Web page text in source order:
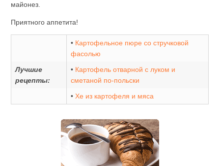
майонез.
Приятного аппетита!
• Картофельное пюре со стручковой
фасолью
Лучшие
рецепты:
• Картофель отварной с луком и
сметаной по-польски
•Хе из картофеля и мяса